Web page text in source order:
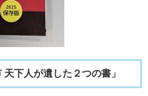
天下人が遺した２つの書」